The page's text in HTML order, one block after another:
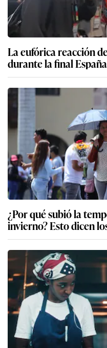
La eufórica reacción
durante la final
¿Por qué subió la
invierno? Esto dicen